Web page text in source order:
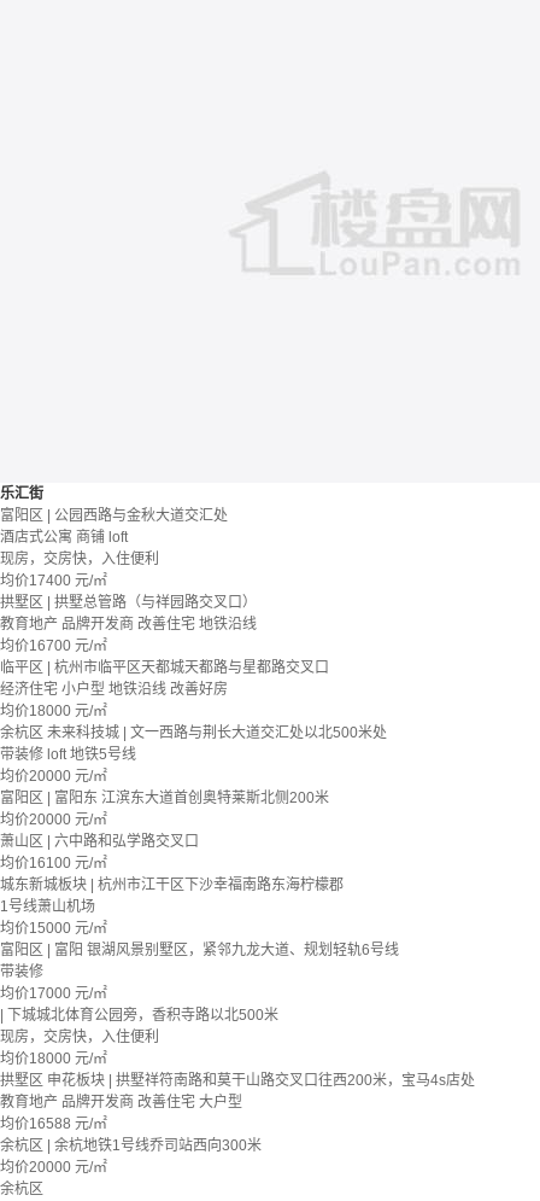
乐汇街
富阳区 | 公园西路与金秋大道交汇处
酒店式公寓 商铺 loft
现房，交房快，入住便利
均价17400 元/㎡
拱墅区 | 拱墅总管路（与祥园路交叉口）
教育地产 品牌开发商 改善住宅 地铁沿线
均价16700 元/㎡
临平区 | 杭州市临平区天都城天都路与星都路交叉口
经济住宅 小户型 地铁沿线 改善好房
均价18000 元/㎡
余杭区 未来科技城 | 文一西路与荆长大道交汇处以北500米处
带装修 loft 地铁5号线
均价20000 元/㎡
富阳区 | 富阳东 江滨东大道首创奥特莱斯北侧200米
均价20000 元/㎡
萧山区 | 六中路和弘学路交叉口
均价16100 元/㎡
城东新城板块 | 杭州市江干区下沙幸福南路东海柠檬郡
1号线萧山机场
均价15000 元/㎡
富阳区 | 富阳 银湖风景别墅区，紧邻九龙大道、规划轻轨6号线
带装修
均价17000 元/㎡
| 下城城北体育公园旁，香积寺路以北500米
现房，交房快，入住便利
均价18000 元/㎡
拱墅区 申花板块 | 拱墅祥符南路和莫干山路交叉口往西200米，宝马4s店处
教育地产 品牌开发商 改善住宅 大户型
均价16588 元/㎡
余杭区 | 余杭地铁1号线乔司站西向300米
均价20000 元/㎡
余杭区